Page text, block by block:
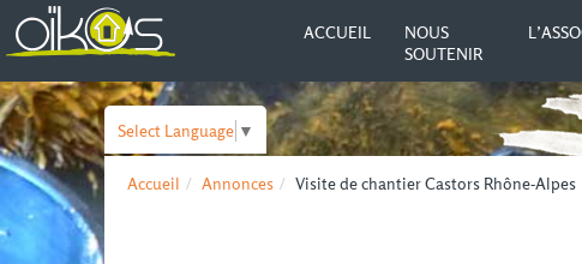
ACCUEIL
NOUS
SOUTENIR
Select Language ▼
Accueil Annonces Visite de chantier Castors Rhône-Alpes